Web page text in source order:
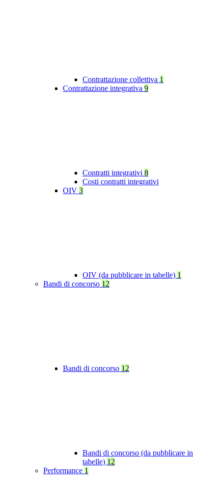
Contrattazione collettiva 1
Contrattazione integrativa 9
Contratti integrativi 8
Costi contratti integrativi
OIV 3
OIV (da pubblicare in tabelle) 1
Bandi di concorso 12
Bandi di concorso 12
Bandi di concorso (da pubblicare in
tabelle) 12
Performance 1